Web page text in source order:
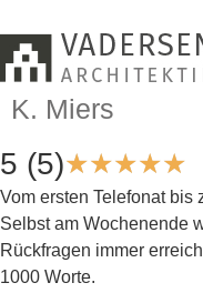
K. Miers
5 (5)★★★★★
Vom ersten Telefonat bis
Selbst am Wochenende
Rückfragen immer
1000 Worte.